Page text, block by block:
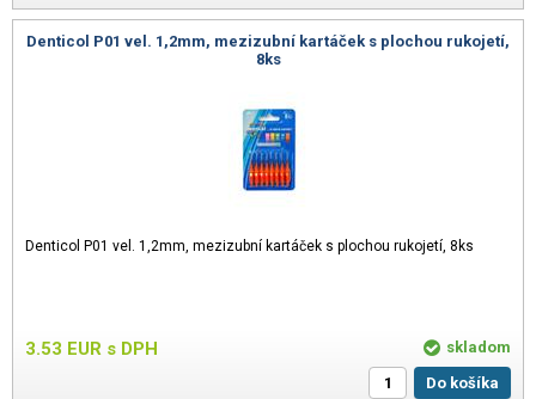
Denticol P01 vel. 1,2mm, mezizubní kartáček s plochou rukojetí,
8ks
Denticol P01 vel. 1,2mm, mezizubní kartáček s plochou rukojetí, 8ks
3.53 EUR s DPH
skladom
Do košíka